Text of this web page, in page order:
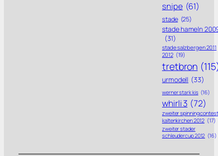
snipe (61)
stade (25)
stade hameln
(31)
stade salzbergen 2011
2012 (19)
tretbron
urmodell (33)
werner stark kis (16)
whirli 3 (72)
zweiter spinning contest
kaltenkirchen 2012 (17)
zweiter stader
schleudercup 2012 (16)